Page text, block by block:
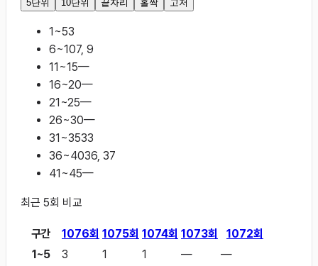
5단위 10단위 끝자리 홀짝 고저
1~53
6~107, 9
11~15—
16~20—
21~25—
26~30—
31~3533
36~4036, 37
41~45—
최근 5회 비교
구간 1076회 1075회 1074회 1073회 1072회
1~5
3 1 1 —
—